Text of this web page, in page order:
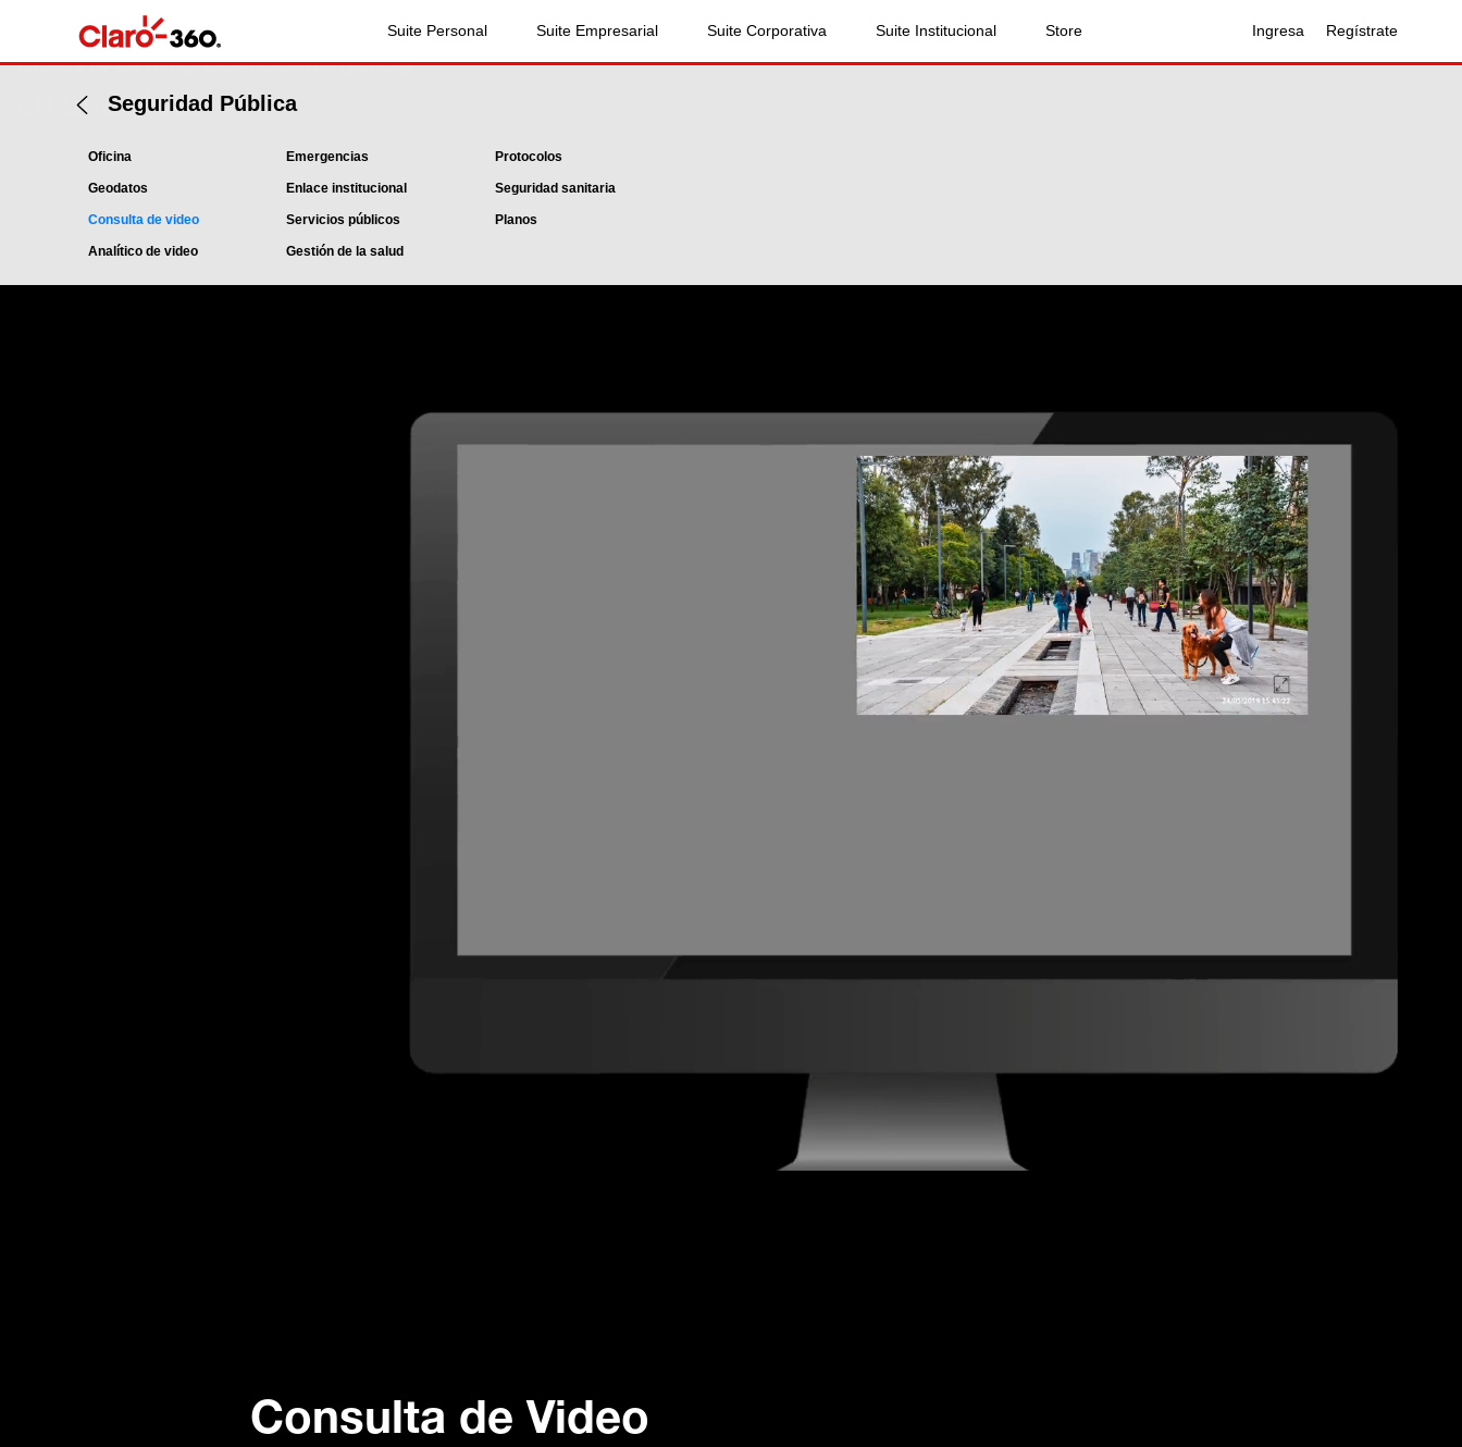
Suite Personal Suite Empresarial Suite Corporativa Suite Institucional Store Ingresa Regístrate
Seguridad Pública
Oficina
Geodatos
Consulta de video
Analítico de video
Emergencias
Enlace institucional
Servicios públicos
Gestión de la salud
Protocolos
Seguridad sanitaria
Planos
Espacios públicos y de
convivencia concentrados
en una vista
Consulta de Video